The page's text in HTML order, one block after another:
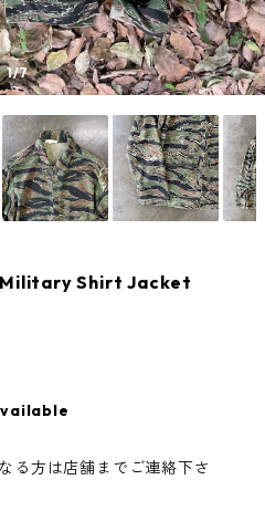
1/7
Military Shirt Jacket
る方は店舗までご連絡下さ